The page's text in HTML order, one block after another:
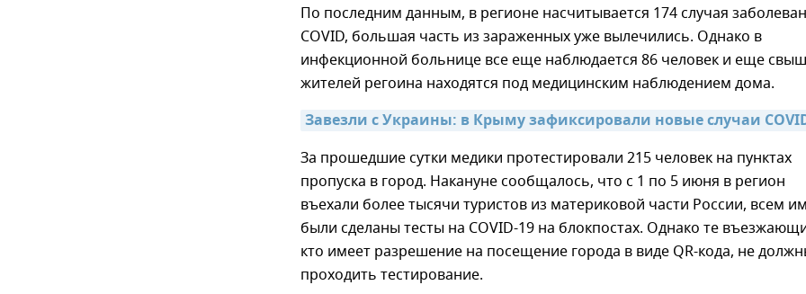
По последним данным, в регионе насчитывается 174 случая
COVID, большая часть из зараженных уже вылечились. Однако в
инфекционной больнице все еще наблюдается 86 человек и еще
жителей регоина находятся под медицинским наблюдением дома.
Завезли с Украины: в Крыму зафиксировали новые случаи
За прошедшие сутки медики протестировали 215 человек на пунктах
пропуска в город. Накануне сообщалось, что с 1 по 5 июня в регион
въехали более тысячи туристов из материковой части России, всем им
были сделаны тесты на COVID-19 на блокпостах. Однако те
кто имеет разрешение на посещение города в виде QR-кода, не
проходить тестирование.